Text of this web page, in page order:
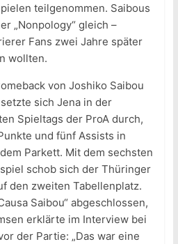
teilgenommen. Saibous
„Nonpology“ gleich –
Fans zwei Jahre später
wollten.
von Joshiko Saibou
sich Jena in der
Spieltags der ProA durch,
und fünf Assists in
Parkett. Mit dem sechsten
schob sich der Thüringer
den zweiten Tabellenplatz.
Saibou“ abgeschlossen,
erklärte im Interview bei
der Partie: „Das war eine